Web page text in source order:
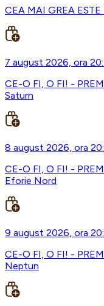
CEA MAI GREA
7 august 2026, ora
CE-O FI, O FI! -
Saturn
8 august 2026, ora
CE-O FI, O FI! -
Eforie Nord
9 august 2026, ora
CE-O FI, O FI! -
Neptun